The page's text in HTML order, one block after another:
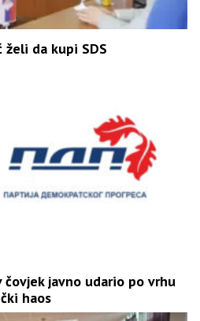
da kupi SDS
čovjek javno udario po vrhu
haos